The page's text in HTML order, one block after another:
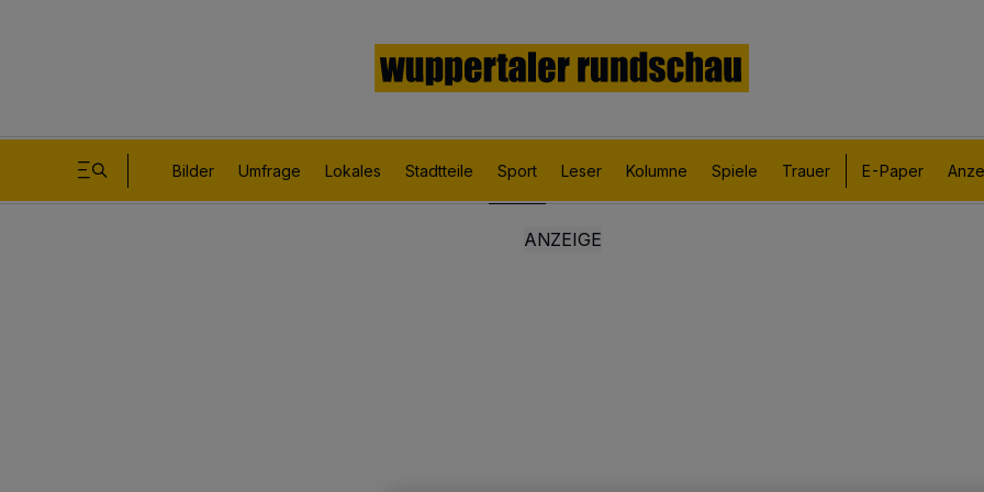
Bilder Umfrage Lokales Stadtteile Sport Leser Kolumne Spiele Trauer E-Paper